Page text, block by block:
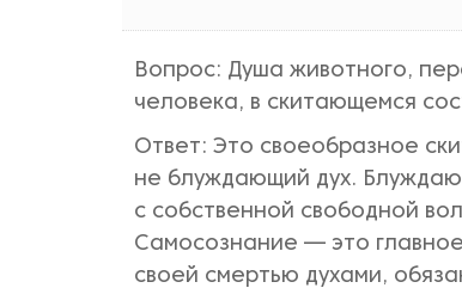
Вопрос: Душа животного,
человека, в скитающемся
Ответ: Это своеобразное
не блуждающий дух.
с собственной свободной
Самосознание — это
своей смертью духами,